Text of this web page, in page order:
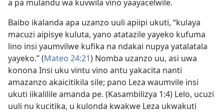
a pa mulandu wa kuvwila vino yaayacelwile.
Baibo ikalanda apa uzanzo uuli apiipi ukuti, “kulaya
macuzi aipisye kuluta, yano atatazile yayeko kufuma
lino insi yaumvilwe kufika na ndakai nupya yatalatala
yayeko.” (Mateo 24:21) Nomba uzanzo uu, asi uwa
konona Insi uku vintu vino antu yakacita nanti
amazanzo akaicitikila sile; pano Leza waumvile insi
ukuti iikalilile amanda pe. (Kasambilizya 1:4) Lelo, ucuzi
uuli nu kucitika, u kulonda kwakwe Leza ukwakuti